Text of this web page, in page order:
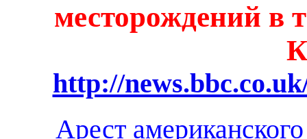
месторождений в
http://
Арест